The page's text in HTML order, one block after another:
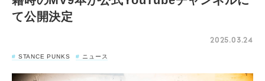
て公開決定
2025.03.24
STANCE PUNKS ニュース